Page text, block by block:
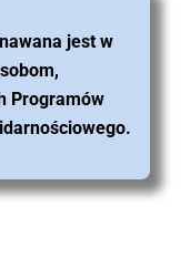
jest w
Programów